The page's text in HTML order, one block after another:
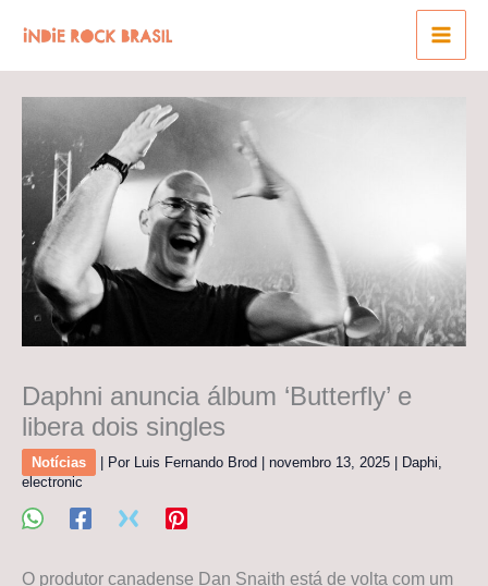
para
o
conteúdo
Daphni anuncia álbum ‘Butterfly’ e
libera dois singles
Notícias | Por Luis Fernando Brod novembro 13, 2025 Daphi,
electronic
O produtor canadense Dan Snaith está de volta com um